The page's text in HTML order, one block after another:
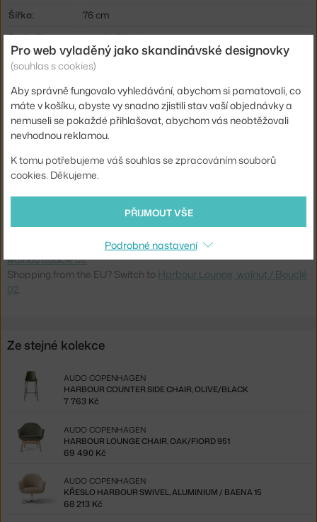
Šířka:
76 cm
Područky:
s područkami
Barva:
béžová
Resilience)
Stohovatelné:
ne
Sedák:
čalouněný
Podnož:
dřevo
5709262065417
Ste zo Slovenska? Prejdite naHarbour Lounge Chair,
walnut/Bouclé 02
Shopping from the EU? Switch to Harbour Lounge, walnut / Bouclé
02
Ze stejné kolekce
HARBOUR COUNTER SIDE CHAIR, OLIVE/BLACK
AUDO COPENHAGEN
7 763 Kč
HARBOUR LOUNGE CHAIR, OAK/FIORD 951
AUDO COPENHAGEN
69 490 Kč
KŘESLO HARBOUR SWIVEL, ALUMINIUM / BAENA 15
AUDO COPENHAGEN
68 213 Kč
Pro web vyladěný jako skandinávské designovky
(souhlas s cookies)
Aby správně fungovalo vyhledávání, abychom si pamatovali, co
máte v košíku, abyste vy snadno zjistili stav vaší objednávky a
nemuseli se pokaždé přihlašovat, abychom vás neobtěžovali
nevhodnou reklamou.
K tomu potřebujeme váš souhlas se zpracováním souborů
cookies. Děkujeme.
PŘIJMOUT VŠE
Podrobné nastavení